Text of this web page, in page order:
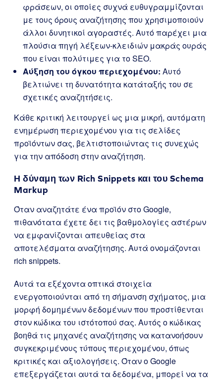
φράσεων, οι οποίες συχνά ευθυγραμμίζονται
με τους όρους αναζήτησης που χρησιμοποιούν
άλλοι δυνητικοί αγοραστές. Αυτό παρέχει μια
πλούσια πηγή λέξεων-κλειδιών μακράς ουράς
που είναι πολύτιμες για το SEO.
Αύξηση του όγκου περιεχομένου: Αυτό
βελτιώνει τη δυνατότητα κατάταξής του σε
σχετικές αναζητήσεις.
Κάθε κριτική λειτουργεί ως μια μικρή, αυτόματη
ενημέρωση περιεχομένου για τις σελίδες
προϊόντων σας, βελτιστοποιώντας τις συνεχώς
για την απόδοση στην αναζήτηση.
Η δύναμη των Rich Snippets και του Schema
Markup
Όταν αναζητάτε ένα προϊόν στο Google,
πιθανότατα έχετε δει τις βαθμολογίες αστέρων
να εμφανίζονται απευθείας στα
αποτελέσματα αναζήτησης. Αυτά ονομάζονται
rich snippets.
Αυτά τα εξέχοντα οπτικά στοιχεία
ενεργοποιούνται από τη σήμανση σχήματος, μια
μορφή δομημένων δεδομένων που προστίθενται
στον κώδικα του ιστότοπού σας. Αυτός ο κώδικας
βοηθά τις μηχανές αναζήτησης να κατανοήσουν
συγκεκριμένους τύπους περιεχομένου, όπως
κριτικές και αξιολογήσεις. Όταν ο Google
επεξεργάζεται αυτά τα δεδομένα, μπορεί να τα